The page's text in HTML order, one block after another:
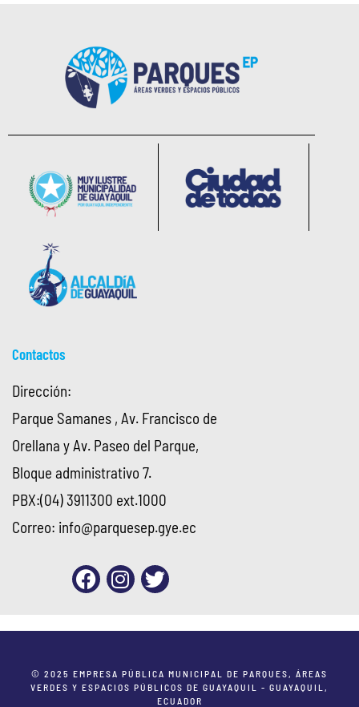
Contactos
Dirección:
Parque Samanes , Av. Francisco de
Orellana y Av. Paseo del Parque,
Bloque administrativo 7.
PBX:(04) 3911300 ext.1000
Correo: info@parquesep.gye.ec
© 2025 EMPRESA PÚBLICA MUNICIPAL DE PARQUES, ÁREAS
VERDES Y ESPACIOS PÚBLICOS DE GUAYAQUIL - GUAYAQUIL,
ECUADOR